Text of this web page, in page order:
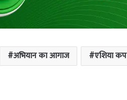
अभियान का आगाज एशिया कप